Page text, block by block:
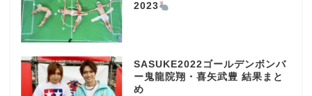
2023
SASUKE2022ゴールデンボンバ
ー鬼龍院翔・喜矢武豊 結果まと
め